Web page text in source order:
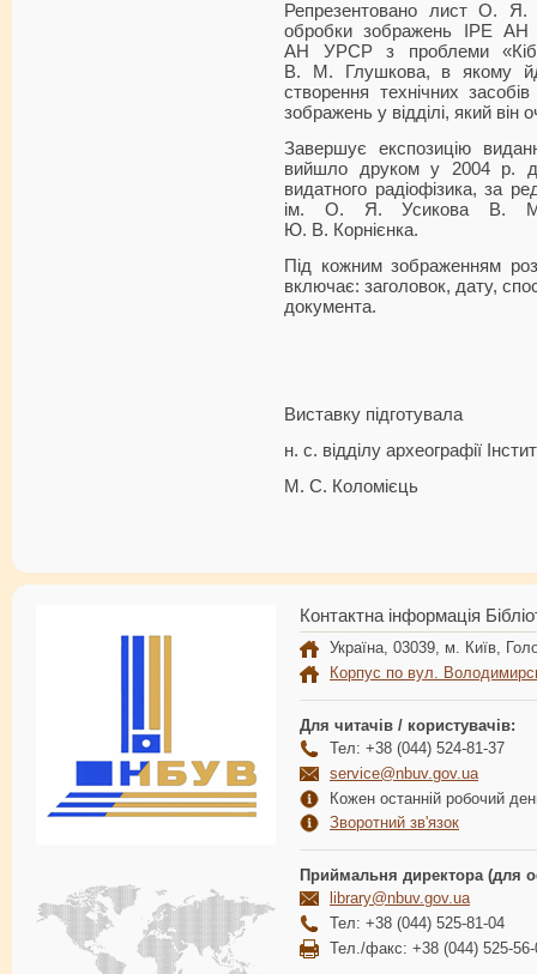
Репрезентовано лист О. Я.
обробки зображень ІРЕ
АН УРСР з проблеми
В. М. Глушкова, в якому
створення технічних
зображень у відділі, який він
Завершує експозицію
вийшло друком у 2004 р.
видатного радіофізика, за
ім. О. Я. Усикова В. М.
Ю. В. Корнієнка.
Під кожним зображенням
включає: заголовок, дату,
документа.
Виставку підготувала
н. с. відділу археографії
М. С. Коломієць
Контактна інформація
Україна, 03039, м. Київ,
Корпус по вул.
Для читачів / користувачів:
Тел: +38 (044) 524-81-37
service@nbuv.gov.ua
Кожен останній робочий
Зворотний зв'язок
Приймальня директора (для
library@nbuv.gov.ua
Тел: +38 (044) 525-81-04
Тел./факс: +38 (044) 525-56-